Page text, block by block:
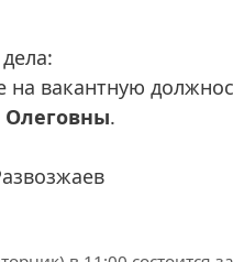
на вакантную
Олеговны.